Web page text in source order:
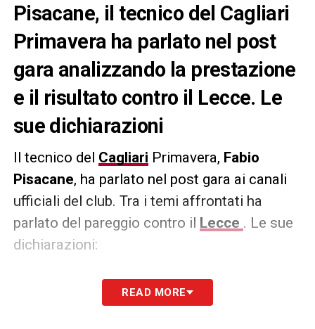
Pisacane, il tecnico del Cagliari
Primavera ha parlato nel post
gara analizzando la prestazione
e il risultato contro il Lecce. Le
sue dichiarazioni
Il tecnico del Cagliari Primavera, Fabio
Pisacane, ha parlato nel post gara ai canali
ufficiali del club. Tra i temi affrontati ha
parlato del pareggio contro il Lecce . Le sue
dichiarazioni:
«Abbiamo sofferto per il vento, in
particolare nel primo tempo quando lo
READ MORE